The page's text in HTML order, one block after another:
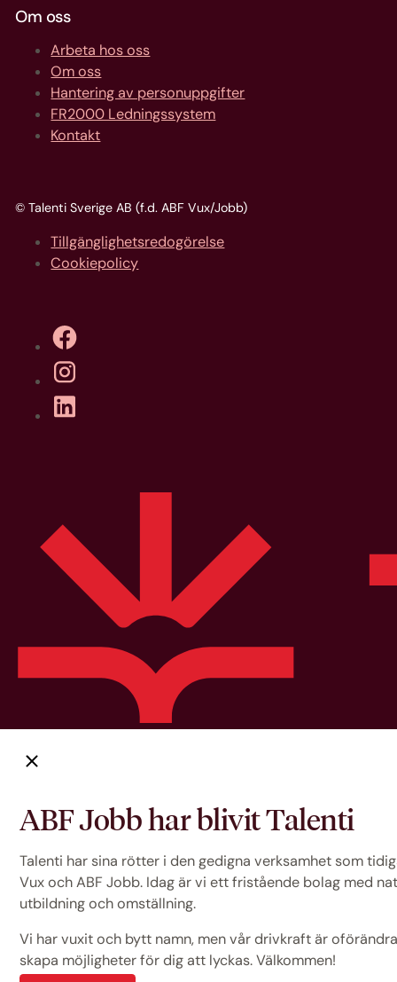
Om oss
Arbeta hos oss
Om oss
Hantering av personuppgifter
FR2000 Ledningssystem
Kontakt
© Talenti Sverige AB (f.d. ABF Vux/Jobb)
Tillgänglighetsredogörelse
Cookiepolicy
ABF Jobb har blivit Talenti
Talenti har sina rötter i den gedigna verksamhet som
Vux och ABF Jobb. Idag är vi ett fristående bolag med
utbildning och omställning.
Vi har vuxit och bytt namn, men vår drivkraft är
skapa möjligheter för dig att lyckas. Välkommen!